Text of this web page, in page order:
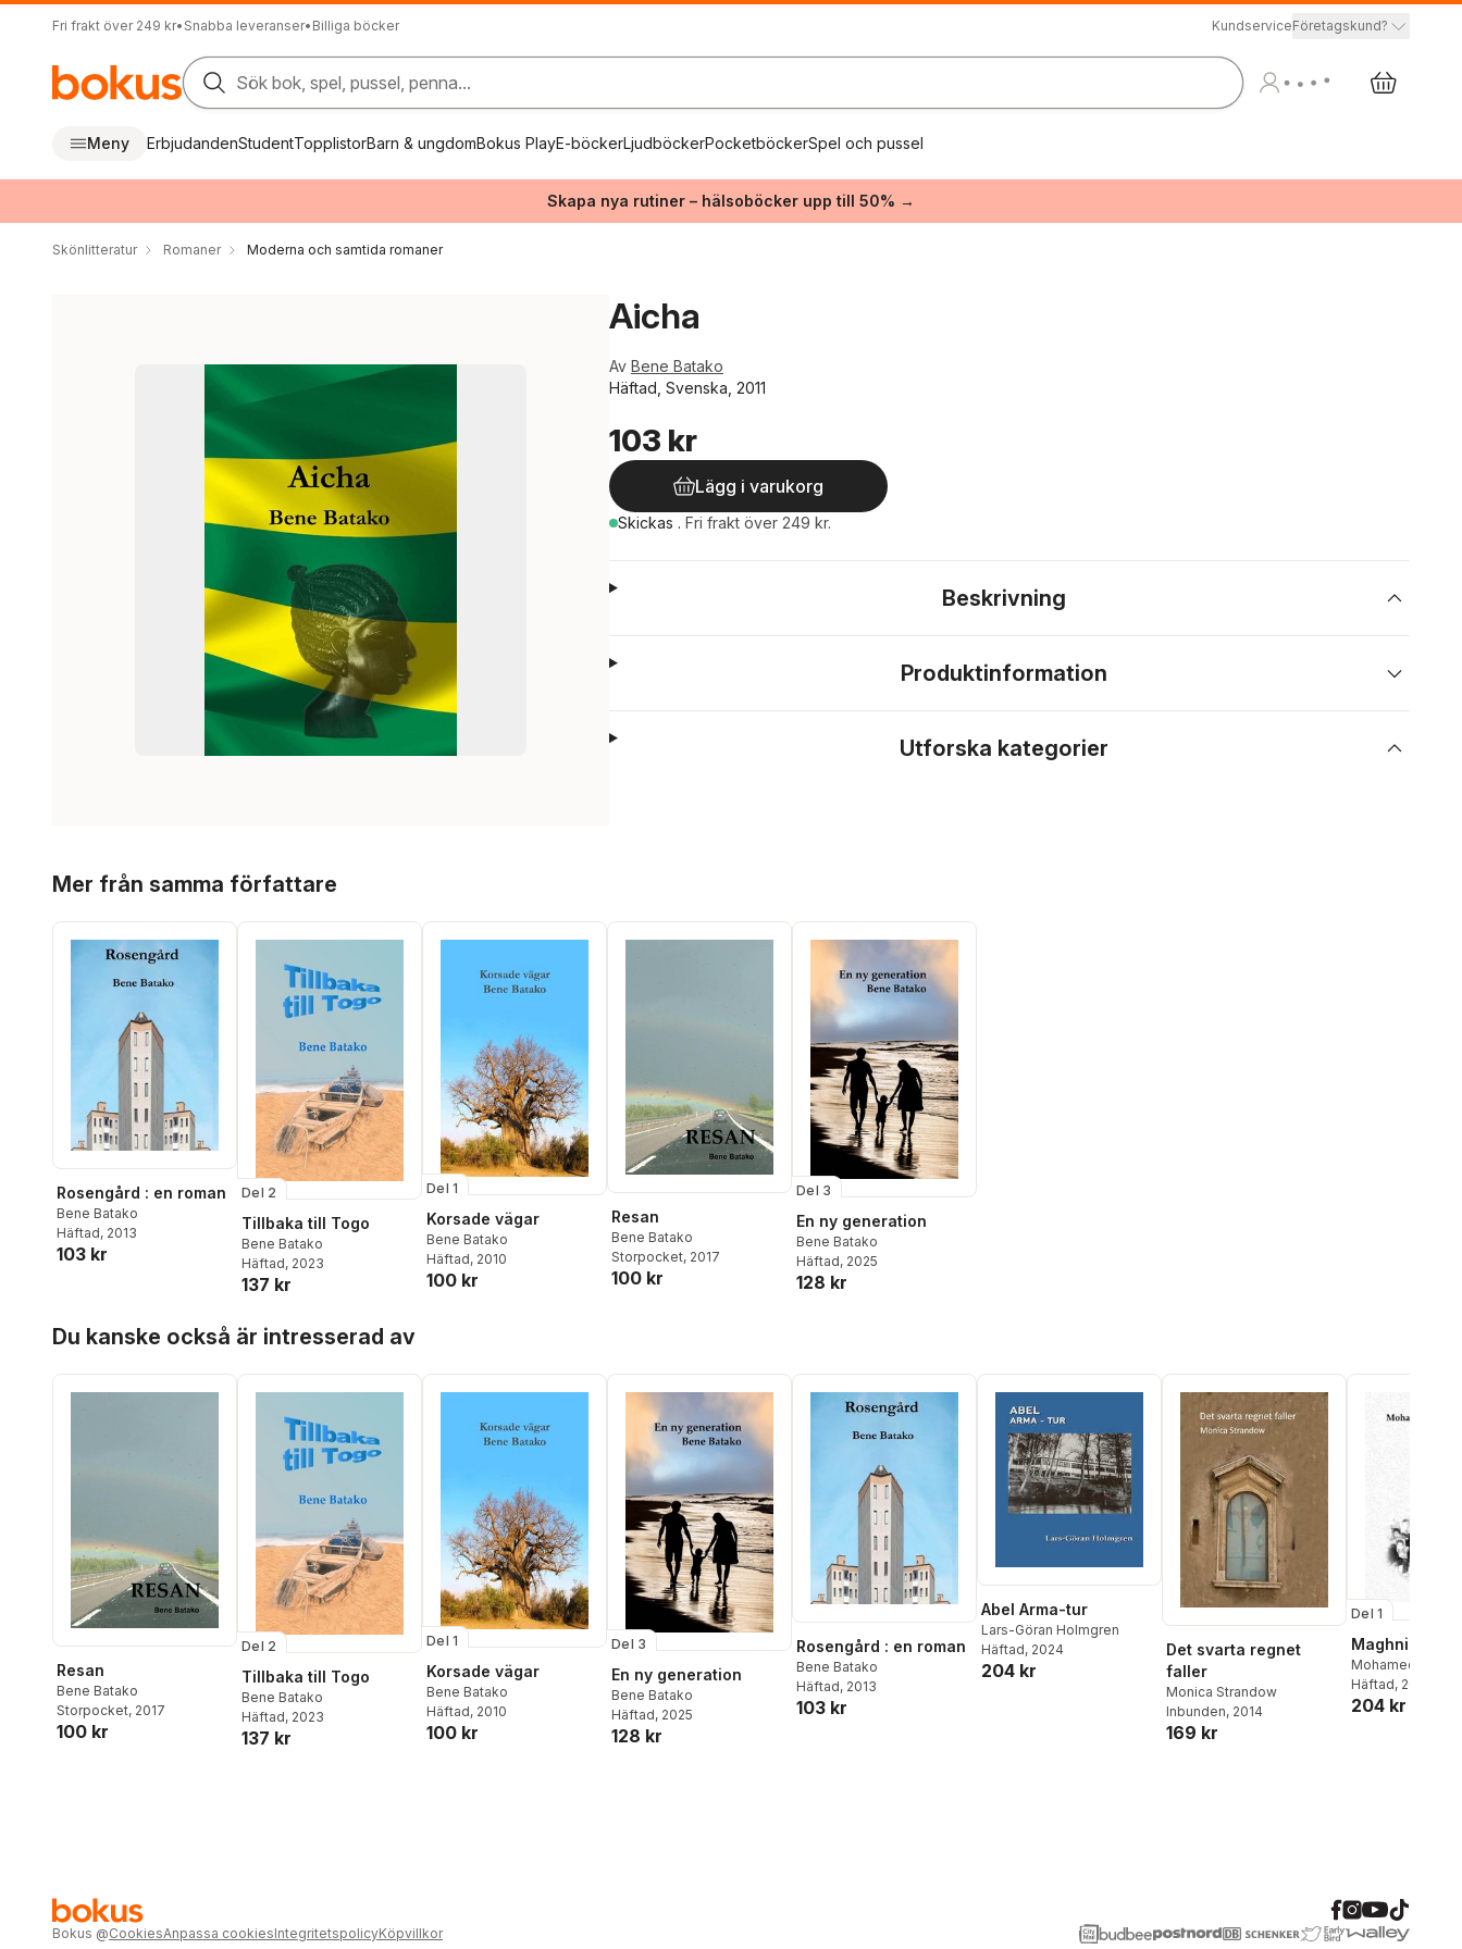
Fri frakt över 249 kr• Snabba leveranser• Billiga böcker KundserviceFöretagskund?
Sök bok, spel, pussel, penna...
Meny ErbjudandenStudentTopplistorBarn & ungdomBokus PlayE-böckerLjudböckerPocketböckerSpel och pussel
Skapa nya rutiner – hälsoböcker upp till 50% →
Skönlitteratur Romaner Moderna och samtida romaner
Aicha
Av Bene Batako
Häftad, Svenska, 2011
103 kr
Lägg i varukorg
Skickas . Fri frakt över 249 kr.
Beskrivning
Produktinformation
Utforska kategorier
Mer från samma författare
Rosengård : en roman
Bene Batako
Häftad, 2013
103 kr
Del 2
Tillbaka till Togo
Bene Batako
Häftad, 2023
137 kr
Del 1
Korsade vägar
Bene Batako
Häftad, 2010
100 kr
Resan
Bene Batako
Storpocket, 2017
100 kr
Del 3
En ny generation
Bene Batako
Häftad, 2025
128 kr
Du kanske också är intresserad av
Resan
Bene Batako
Storpocket, 2017
100 kr
Del 2
Tillbaka till Togo
Bene Batako
Häftad, 2023
137 kr
Del 1
Korsade vägar
Bene Batako
Häftad, 2010
100 kr
Del 3
En ny generation
Bene Batako
Häftad, 2025
128 kr
Rosengård : en roman
Bene Batako
Häftad, 2013
103 kr
Abel Arma-tur
Lars-Göran Holmgren
Häftad, 2024
204 kr
Det svarta regnet
faller
Monica Strandow
Inbunden, 2014
169 kr
Del 1
Maghnia
Mohamed
Häftad, 2017
204 kr
Bokus @CookiesAnpassa cookiesIntegritetspolicyKöpvillkor